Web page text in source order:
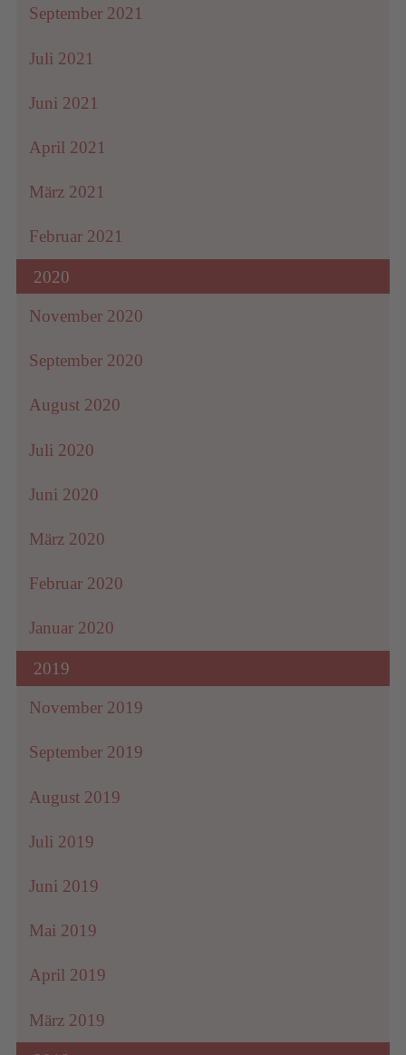
September 2021
Juli 2021
Juni 2021
April 2021
März 2021
Februar 2021
2020
November 2020
September 2020
August 2020
Juli 2020
Juni 2020
März 2020
Februar 2020
Januar 2020
2019
November 2019
September 2019
August 2019
Juli 2019
Juni 2019
Mai 2019
April 2019
März 2019